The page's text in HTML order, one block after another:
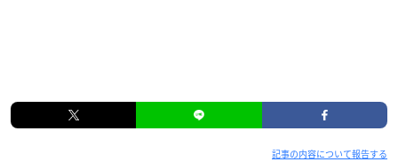
記事の内容について報告する